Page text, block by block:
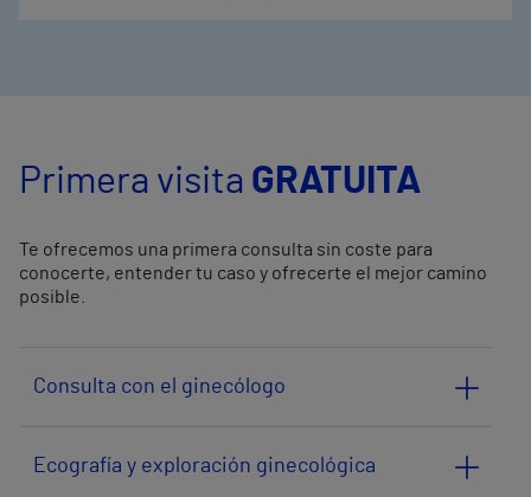
Primera visita GRATUITA
Te ofrecemos una primera consulta sin coste para
conocerte, entender tu caso y ofrecerte el mejor camino
posible.
Consulta con el ginecólogo
Ecografía y exploración ginecológica